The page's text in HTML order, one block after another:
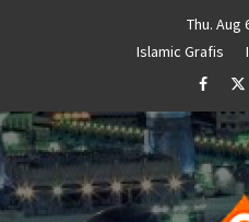
Thu. Aug
Islamic Grafis